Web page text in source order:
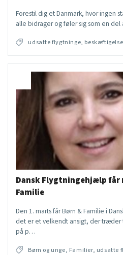
Forestil dig et Danmark, hvor ingen
alle bidrager og føler sig som en del
udsatte flygtninge, beskæftigelse
Dansk Flygtningehjælp får
Familie
Den 1. marts får Børn & Familie i
det er et velkendt ansigt, der træder
på p…
Børn og unge, Familier, udsatte